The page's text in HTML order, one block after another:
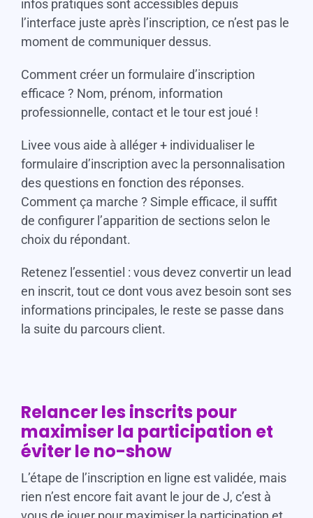
infos pratiques sont accessibles depuis
l’interface juste après l’inscription, ce n’est pas le
moment de communiquer dessus.
Comment créer un formulaire d’inscription
efficace ? Nom, prénom, information
professionnelle, contact et le tour est joué !
Livee vous aide à alléger + individualiser le
formulaire d’inscription avec la personnalisation
des questions en fonction des réponses.
Comment ça marche ? Simple efficace, il suffit
de configurer l’apparition de sections selon le
choix du répondant.
Retenez l’essentiel : vous devez convertir un lead
en inscrit, tout ce dont vous avez besoin sont ses
informations principales, le reste se passe dans
la suite du parcours client.
Relancer les inscrits pour
maximiser la participation et
éviter le no-show
L’étape de l’inscription en ligne est validée, mais
rien n’est encore fait avant le jour de J, c’est à